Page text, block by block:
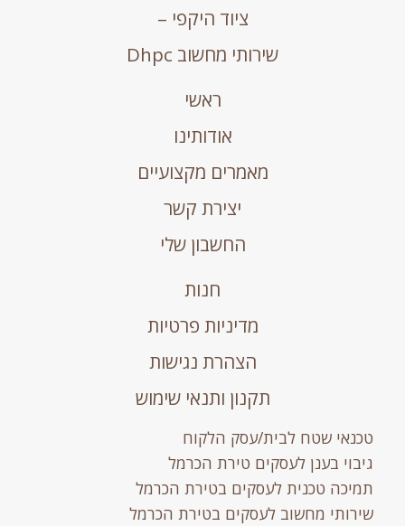
ציוד היקפי –
שירותי מחשוב Dhpc
ראשי
אודותינו
מאמרים מקצועיים
יצירת קשר
החשבון שלי
חנות
מדיניות פרטיות
הצהרת נגישות
תקנון ותנאי שימוש
טכנאי שטח לבית/עסק הלקוח
גיבוי בענן לעסקים טירת הכרמל
תמיכה טכנית לעסקים בטירת הכרמל
שירותי מחשוב לעסקים בטירת הכרמל